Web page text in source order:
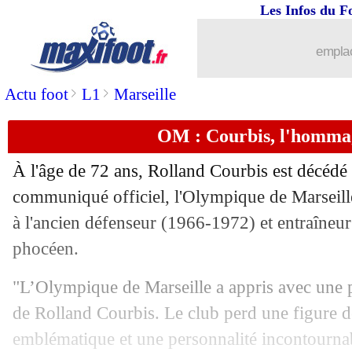
Actu foot> L1 > Marseille
Les Infos du
OM : Courbis,
À l'âge de 72 ans, Rolland Courbis est
communiqué officiel, l'Olympique de
à l'ancien défenseur (1966-1972) et
phocéen.
"L’Olympique de Marseille a appris avec une
de Rolland Courbis. Le club perd une figure
emblématique et une personnalité
: le PSG, De Zerbi veut retenir la
12/01 Tottenham: Bentancur absent trois
12/01 West Ham: Paqueta veut filer à
12/01 OM: le point mercato de De Zerbi
12/01
12/01 OM: De Zerbi lie son avenir à
Metz : Madjo vendu à Aston Villa